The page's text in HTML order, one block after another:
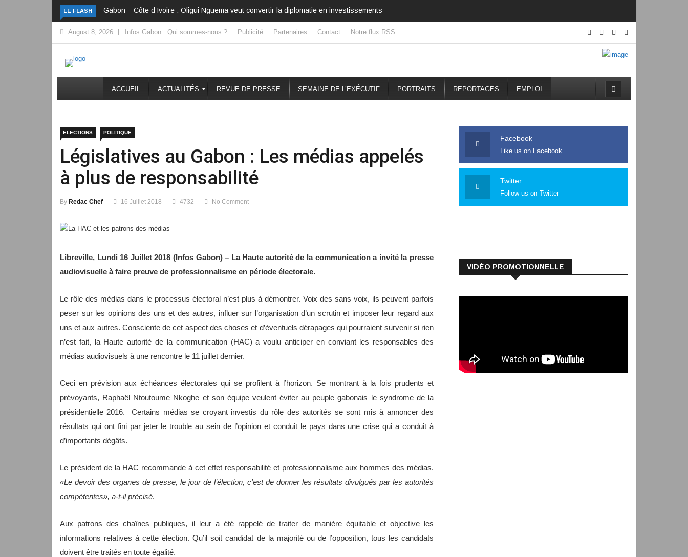
LE FLASH Gabon – Côte d’Ivoire : Oligui Nguema veut convertir la diplomatie en investissements
August 8, 2026 Infos Gabon : Qui sommes-nous ? Publicité Partenaires Contact Notre flux RSS
ACCUEIL ACTUALITÉS REVUE DE PRESSE SEMAINE DE L’EXÉCUTIF PORTRAITS REPORTAGES EMPLOI
ELECTIONS POLITIQUE
Législatives au Gabon : Les médias appelés
à plus de responsabilité
By Redac Chef 16 Juillet 2018 4732 No Comment
Libreville, Lundi 16 Juillet 2018 (Infos Gabon) – La Haute autorité de la communication a invité la presse
audiovisuelle à faire preuve de professionnalisme en période électorale.
Le rôle des médias dans le processus électoral n’est plus à démontrer. Voix des sans voix, ils peuvent parfois
peser sur les opinions des uns et des autres, influer sur l’organisation d’un scrutin et imposer leur regard aux
uns et aux autres. Consciente de cet aspect des choses et d’éventuels dérapages qui pourraient survenir si rien
n’est fait, la Haute autorité de la communication (HAC) a voulu anticiper en conviant les responsables des
médias audiovisuels à une rencontre le 11 juillet dernier.
Ceci en prévision aux échéances électorales qui se profilent à l’horizon. Se montrant à la fois prudents et
prévoyants, Raphaël Ntoutoume Nkoghe et son équipe veulent éviter au peuple gabonais le syndrome de la
présidentielle 2016. Certains médias se croyant investis du rôle des autorités se sont mis à annoncer des
résultats qui ont fini par jeter le trouble au sein de l’opinion et conduit le pays dans une crise qui a conduit à
d’importants dégâts.
Le président de la HAC recommande à cet effet responsabilité et professionnalisme aux hommes des médias.
«Le devoir des organes de presse, le jour de l’élection, c’est de donner les résultats divulgués par les autorités
compétentes», a-t-il précisé.
Aux patrons des chaînes publiques, il leur a été rappelé de traiter de manière équitable et objective les
informations relatives à cette élection. Qu’il soit candidat de la majorité ou de l’opposition, tous les candidats
doivent être traités en toute égalité.
Facebook
Like us on Facebook
Twitter
Follow us on Twitter
VIDÉO PROMOTIONNELLE